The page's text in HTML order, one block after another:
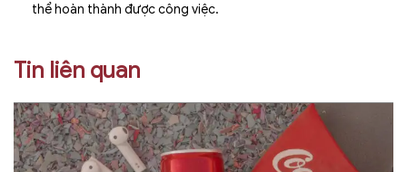
thể hoàn thành được công việc.
Tin liên quan